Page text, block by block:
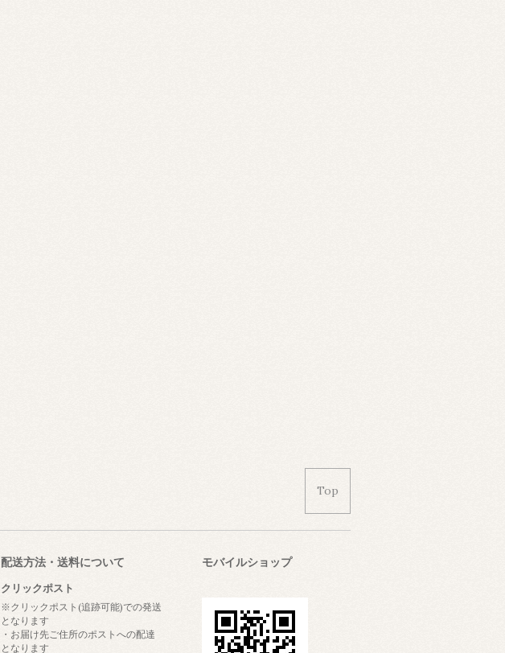
Top
配送方法・送料について
クリックポスト
※クリックポスト(追跡可能)での発送
となります
・お届け先ご住所のポストへの配達
となります
モバイルショップ